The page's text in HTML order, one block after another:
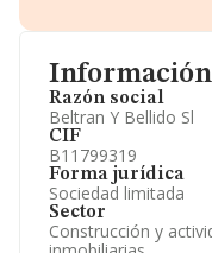
Razón social
Beltran Y Bellido Sl
CIF
B11799319
Forma jurídica
Sociedad limitada
Sector
Construcción y
Información